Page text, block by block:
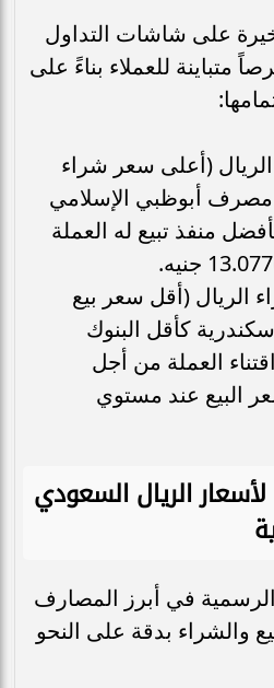
على شاشات التداول
متباينة للعملاء بناءً على
الريال (أعلى سعر شراء
أبوظبي الإسلامي
منفذ تبيع له العملة
الريال (أقل سعر بيع
كأقل البنوك
العملة من أجل
البيع عند مستوي
الريال السعودي
في أبرز المصارف
والشراء بدقة على النحو